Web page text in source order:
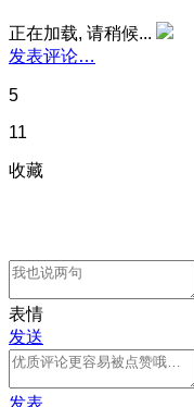
正在加载, 请稍候...
发表评论…
5
11
收藏
表情
发送
发表